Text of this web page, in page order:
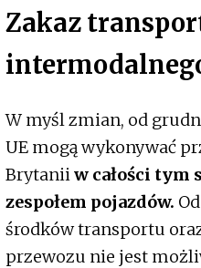
Zakaz
W myśl zmian, od
UE mogą wykonywać
Brytaniiw całości tym
zespołem pojazdów.
środków transportu
przewozu nie jest